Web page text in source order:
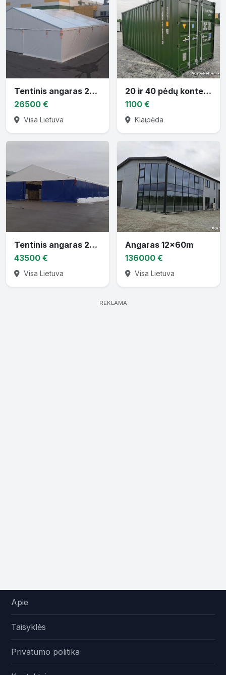
Tentinis angaras 20 x 20 x 7.7m
26500 €
Visa Lietuva
20 ir 40 pėdų konteineriai.
1100 €
Klaipėda
Tentinis angaras 20 x 40 x 8,1
43500 €
Visa Lietuva
Angaras 12x60m
136000 €
Visa Lietuva
REKLAMA
Apie
Taisyklės
Privatumo politika